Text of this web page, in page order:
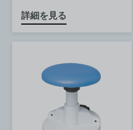
詳細を見る